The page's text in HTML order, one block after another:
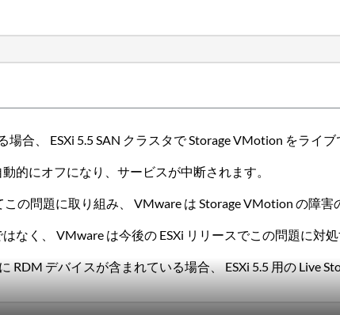
合、 ESXi 5.5 SAN クラスタで Storage VMotion をライ
的にオフになり、サービスが中断されます。
の問題に取り組み、 VMware は Storage VMotion の障害
なく、 VMware は今後の ESXi リリースでこの問題に対処
RDM デバイスが含まれている場合、 ESXi 5.5 用の Live